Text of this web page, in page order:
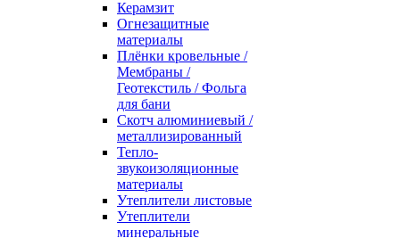
Керамзит
Огнезащитные
материалы
Плёнки кровельные /
Мембраны /
Геотекстиль / Фольга
для бани
Скотч алюминиевый /
металлизированный
Тепло-
звукоизоляционные
материалы
Утеплители листовые
Утеплители
минеральные